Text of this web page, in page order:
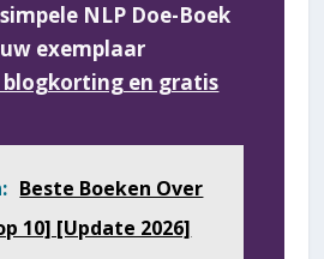
NLP Doe-Boek
exemplaar
en gratis
Beste Boeken Over
10] [Update 2026]